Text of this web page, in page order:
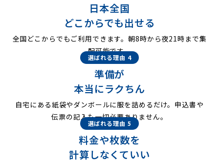
日本全国
どこからでも出せる
全国どこからでもご利用できます。朝8時から夜21時まで集
配可能です。
選ばれる理由 4
準備が
本当にラクちん
自宅にある紙袋やダンボールに服を詰めるだけ。申込書や
伝票の記入も一切必要ありません。
選ばれる理由 5
料金や枚数を
計算しなくていい